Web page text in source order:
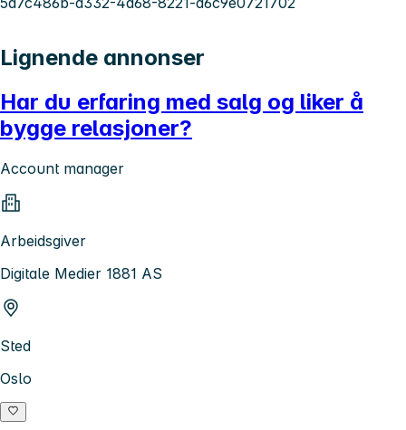
Lignende annonser
Har du erfaring med salg og liker å
bygge relasjoner?
Account manager
Arbeidsgiver
Digitale Medier 1881 AS
Sted
Oslo